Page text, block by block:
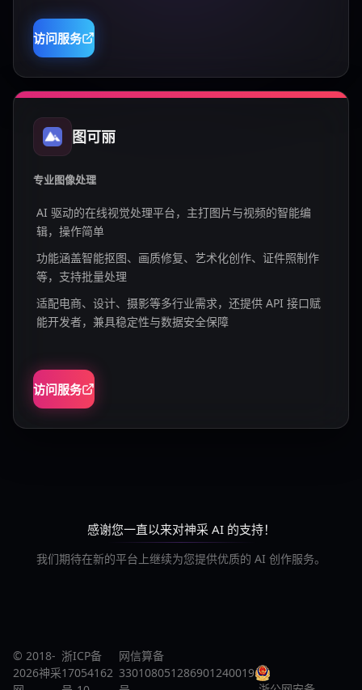
访问服务
图可丽
专业图像处理
AI 驱动的在线视觉处理平台，主打图片与视频的智能编
辑，操作简单
功能涵盖智能抠图、画质修复、艺术化创作、证件照制作
等，支持批量处理
适配电商、设计、摄影等多行业需求，还提供 API 接口赋
能开发者，兼具稳定性与数据安全保障
访问服务
感谢您一直以来对神采 AI 的支持！
我们期待在新的平台上继续为您提供优质的 AI 创作服务。
© 2018-
2026神采
浙ICP备
17054162
网信算备
330108051286901240019